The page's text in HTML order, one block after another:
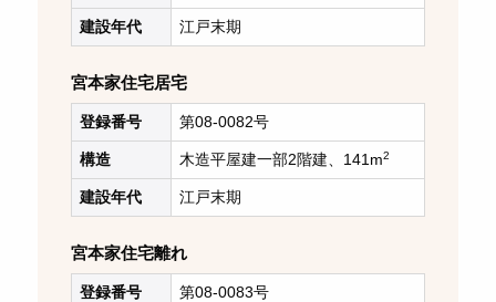
建設年代 江戸末期
宮本家住宅居宅
登録番号 第08-0082号
構造 木造平屋建一部2階建、141m2
建設年代 江戸末期
宮本家住宅離れ
登録番号 第08-0083号